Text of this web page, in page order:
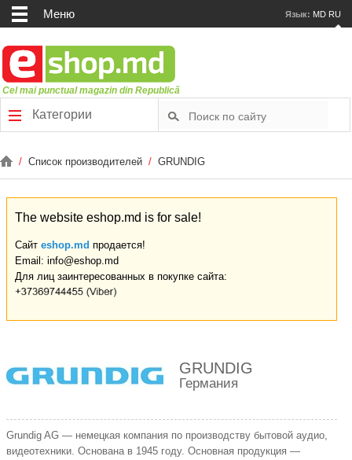
Меню Язык: MD RU
Cel mai punctual magazin din Republică
Категории
/ Список производителей / GRUNDIG
The website eshop.md is for sale!
Сайт eshop.md продается!
Email: info@eshop.md
Для лиц заинтересованных в покупке сайта:
GRUNDIG
Германия
Grundig AG — немецкая компания по производству бытовой аудио,
видеотехники. Основана в 1945 году. Основная продукция —